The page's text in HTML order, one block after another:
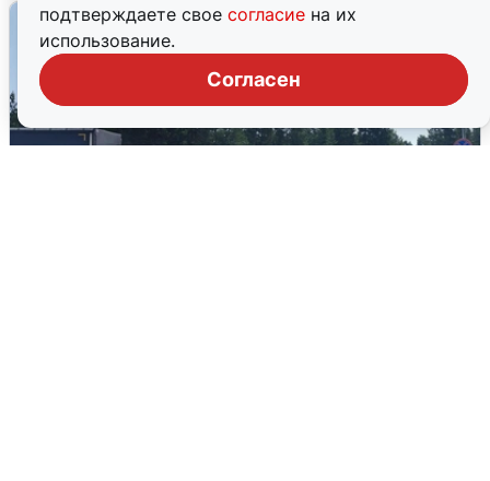
подтверждаете свое согласие на их
использование.
Согласен